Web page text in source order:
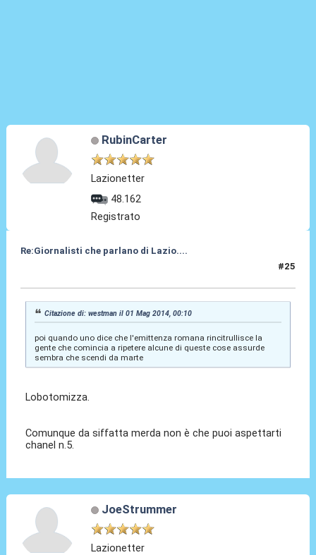
RubinCarter
Lazionetter
48.162
Registrato
Re:Giornalisti che parlano di Lazio....
#25
Citazione di: westman il 01 Mag 2014, 00:10
poi quando uno dice che l'emittenza romana rincitrullisce la
gente che comincia a ripetere alcune di queste cose assurde
sembra che scendi da marte
Lobotomizza.
Comunque da siffatta merda non è che puoi aspettarti
chanel n.5.
JoeStrummer
Lazionetter